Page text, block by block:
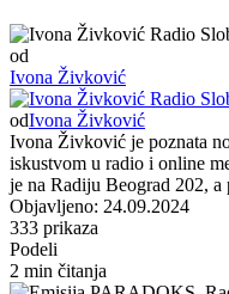
od
Ivona Živković
odIvona Živković
Ivona Živković je poznata
iskustvom u radio i online
je na Radiju Beograd 202, a
Objavljeno: 24.09.2024
333 prikaza
Podeli
2 min čitanja